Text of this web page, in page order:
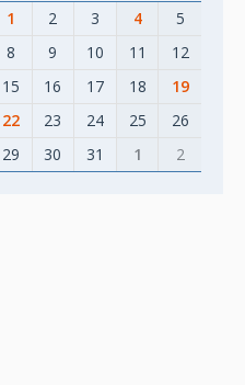
1 2 3 4
5
8 9 10 11
12
15 16 17 18
19
22 23 24 25
26
29 30 31 1 2